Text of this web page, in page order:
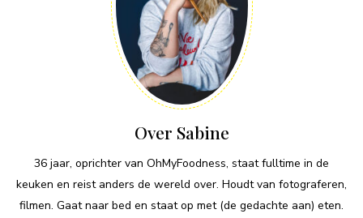
Over Sabine
36 jaar, oprichter van OhMyFoodness, staat fulltime in de
keuken en reist anders de wereld over. Houdt van fotograferen,
filmen. Gaat naar bed en staat op met (de gedachte aan) eten.